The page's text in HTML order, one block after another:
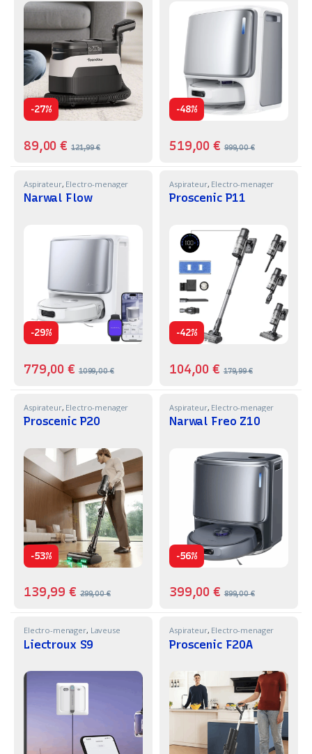
-27%
89,00€ 121,99€
-48%
519,00€ 999,00€
Aspirateur, Electro-menager
Narwal Flow
-29%
779,00€ 1099,00€
Aspirateur, Electro-menager
Proscenic P11
-42%
104,00€ 179,99€
Aspirateur, Electro-menager
Proscenic P20
-53%
139,99€ 299,00€
Aspirateur, Electro-menager
Narwal Freo Z10
-56%
399,00€ 899,00€
Electro-menager, Laveuse
Liectroux S9
Aspirateur, Electro-menager
Proscenic F20A